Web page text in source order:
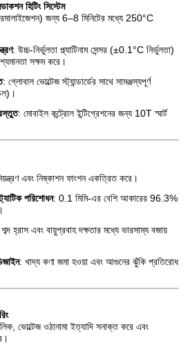
হিটিং সিস্টেম
জন্য 6–8 মিনিটের মধ্যে 250°C
: উচ্চ-নির্ভুলতা প্ল্যাটিনাম সেন্সর (±0.1°C নির্ভুলতা)
সক্ষম করে।
: গ্লোবাল ভোল্টেজ স্ট্যান্ডার্ডের সাথে সামঞ্জস্যপূর্ণ
: মোবাইল কন্ট্রোল ইন্টিগ্রেশনের জন্য 10T স্মার্ট
এবং নিষ্কাশন ফাংশন একত্রিত করে।
পরিশোধন: 0.1 মিমি-এর বেশি আকারের 96.3%
হ্রাস এবং বায়ুপ্রবাহ দক্ষতার মধ্যে ভারসাম্য বজায়
: খাদ্য কণা জমা হওয়া এবং আগুনের ঝুঁকি প্রতিরোধ
ভোল্টেজ ওঠানামা ইত্যাদি সনাক্ত করে এবং